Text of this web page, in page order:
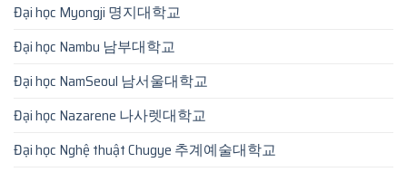
Đại học Myongji 명지대학교
Đại học Nambu 남부대학교
Đại học NamSeoul 남서울대학교
Đại học Nazarene 나사렛대학교
Đại học Nghệ thuật Chugye 추계예술대학교